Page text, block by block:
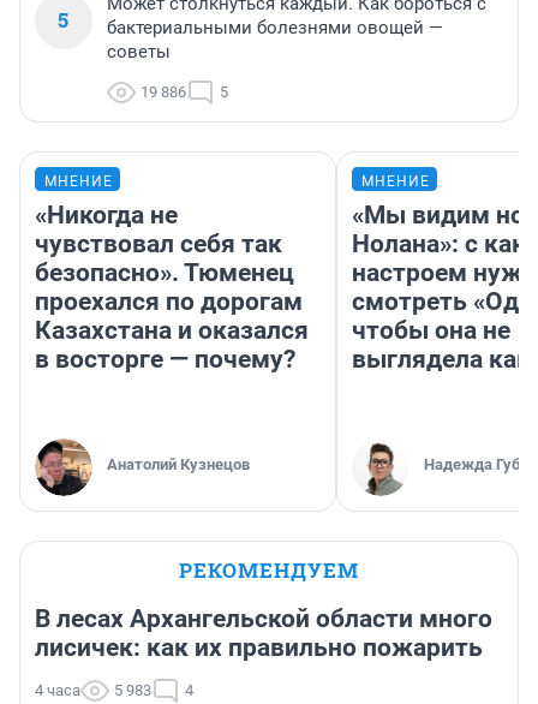
5
бактериальными болезнями овощей —
советы
19 886 5
МНЕНИЕ
«Никогда не
чувствовал себя так
безопасно». Тюменец
проехался по дорогам
Казахстана и оказался
в восторге — почему?
Анатолий Кузнецов
МНЕНИЕ
«Мы видим
Нолана»: с
настроем
смотреть
чтобы она не
выглядела как
Надежда
РЕКОМЕНДУЕМ
В лесах Архангельской области много
лисичек: как их правильно пожарить
4 часа 5 983 4